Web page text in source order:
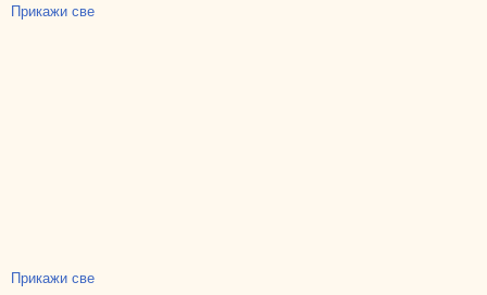
Прикажи све
Прикажи све